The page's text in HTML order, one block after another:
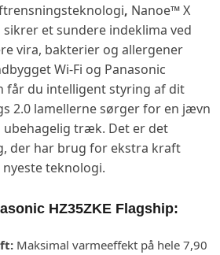
, Nanoe™ X
et sundere indeklima ved
vira, bakterier og allergener
Wi-Fi og Panasonic
får du intelligent styring af dit
2.0 lamellerne sørger for en jævn
træk. Det er det
der har brug for ekstra kraft
teknologi.
HZ35ZKE Flagship:
Maksimal varmeeffekt på hele 7,90